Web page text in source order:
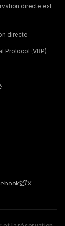
directe est
directe
Protocol (VRP)
X